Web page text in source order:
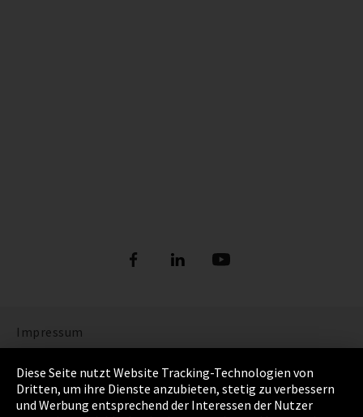
Impressum
Datenschutz
Cookie Einstellungen
Diese Seite nutzt Website Tracking-Technologien von
Dritten, um ihre Dienste anzubieten, stetig zu verbessern
und Werbung entsprechend der Interessen der Nutzer